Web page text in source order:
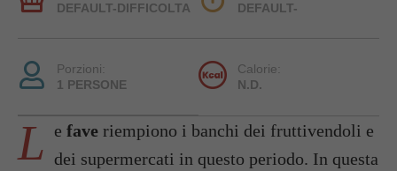
DEFAULT-DIFFICOLTA
DEFAULT-
Porzioni:
1 PERSONE
Calorie:
N.D.
L e fave riempiono i banchi dei fruttivendoli e
dei supermercati in questo periodo. In questa